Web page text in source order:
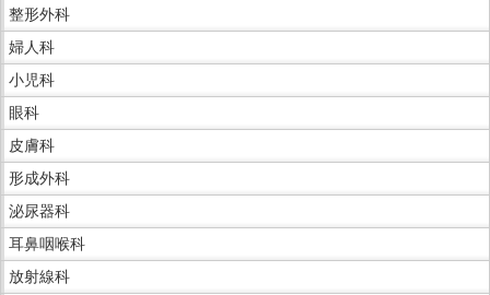
整形外科
婦人科
小児科
眼科
皮膚科
形成外科
泌尿器科
耳鼻咽喉科
放射線科